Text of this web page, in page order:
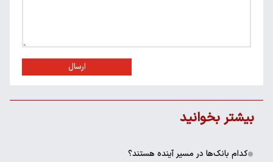
ارسال
بیشتر بخوانید
کدام بانک‌ها در مسیر آینده هستند؟